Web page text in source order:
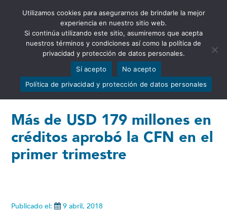
Abrir barra de herramientas
Más de USD 179 millones en
créditos aprobó la CFN en el
primer trimestre
Publicado el: 9 abril, 2018
Utilizamos cookies para asegurarnos de brindarle la mejor
experiencia en nuestro sitio web.
Si continúa utilizando este sitio, asumiremos que acepta
nuestros términos y condiciones así como la política de
privacidad y protección de datos personales.
Sí acepto
No acepto
Política de privacidad y protección de datos personales